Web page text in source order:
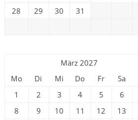
28
29 30 31
März 2027
Mo
Di Mi Do Fr Sa
1
2 3 4 5 6
8
9 10 11 12 13